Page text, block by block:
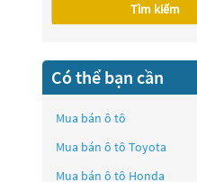
Tìm kiếm
Có thể bạn cần
Mua bán ô tô
Mua bán ô tô Toyota
Mua bán ô tô Honda